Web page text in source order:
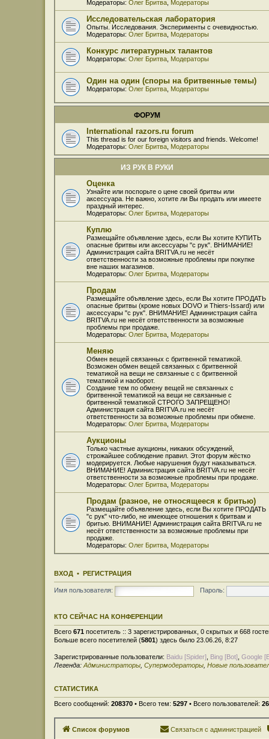
Модераторы: Олег Бритва Модераторы
Исследовательская лаборатория
Опыты. Исследования. Эксперименты с очевидностью.
Модераторы: Олег Бритва Модераторы
Конкурс литературных талантов
Модераторы: Олег Бритва Модераторы
Один на один (споры на бритвенные темы)
Модераторы: Олег Бритва Модераторы
ФОРУМ
International razors.ru forum
This thread is for our foreign visitors and friends. Welcome!
Модераторы: Олег Бритва Модераторы
ИЗ РУК В РУКИ
Оценка
Узнайте или поспорьте о цене своей бритвы или
аксессуара. Не важно, хотите ли Вы продать или имеете
праздный интерес.
Модераторы: Олег Бритва Модераторы
Куплю
Размещайте объявление здесь, если Вы хотите КУПИТЬ
опасные бритвы или аксессуары "с рук". ВНИМАНИЕ!
Администрация сайта BRITVA.ru не несёт
ответственности за возможные проблемы при покупке
вне наших магазинов.
Модераторы: Олег Бритва Модераторы
Продам
Размещайте объявление здесь, если Вы хотите ПРОДАТЬ
опасные бритвы (кроме новых DOVO и Thiers-Issard) или
аксессуары "с рук". ВНИМАНИЕ! Администрация сайта
BRITVA.ru не несёт ответственности за возможные
проблемы при продаже.
Модераторы: Олег Бритва Модераторы
Меняю
Обмен вещей связанных с бритвенной тематикой.
Возможен обмен вещей связанных с бритвенной
тематикой на вещи не связанные с с бритвенной
тематикой и наоборот.
Создание тем по обмену вещей не связанных с
бритвенной тематикой на вещи не связанные с
бритвенной тематикой СТРОГО ЗАПРЕЩЕНО!
Администрация сайта BRITVA.ru не несёт
ответственности за возможные проблемы при обмене.
Модераторы: Олег Бритва Модераторы
Аукционы
Только частные аукционы, никаких обсуждений,
строжайшее соблюдение правил. Этот форум жёстко
модерируется. Любые нарушения будут наказываться.
ВНИМАНИЕ! Администрация сайта BRITVA.ru не несёт
ответственности за возможные проблемы при продаже.
Модераторы: Олег Бритва Модераторы
Продам (разное, не относящееся к бритью)
Размещайте объявление здесь, если Вы хотите ПРОДАТЬ
"с рук" что-либо, не имеющее отношения к бритвам и
бритью. ВНИМАНИЕ! Администрация сайта BRITVA.ru не
несёт ответственности за возможные проблемы при
продаже.
Модераторы: Олег Бритва Модераторы
ВХОД • РЕГИСТРАЦИЯ
Имя пользователя: Пароль:
КТО СЕЙЧАС НА КОНФЕРЕНЦИИ
Всего 671 посетитель :: 3 зарегистрированных, 0 скрытых и 668
Больше всего посетителей (5801) здесь было 23.06.26, 8:27
Зарегистрированные пользователи: Baidu [Spider] Bing [Bot] Google
Легенда: Администраторы Супермодераторы Новые
СТАТИСТИКА
Всего сообщений: 208370 • Всего тем: 5297 • Всего пользователей:
Список форумов Связаться с администрацией